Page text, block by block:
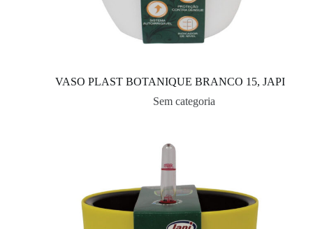
VASO PLAST BOTANIQUE BRANCO 15, JAPI
Sem categoria